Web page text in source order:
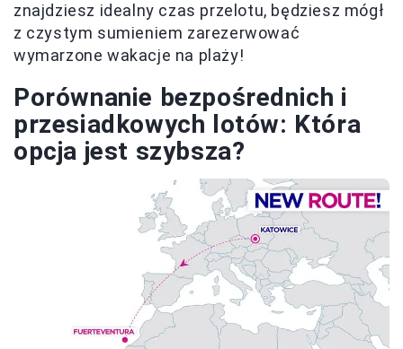
znajdziesz idealny czas przelotu, będziesz mógł
z czystym sumieniem zarezerwować
wymarzone wakacje na plaży!
Porównanie bezpośrednich i
przesiadkowych lotów: Która
opcja jest szybsza?